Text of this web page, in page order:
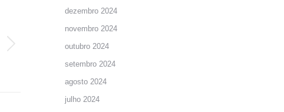
dezembro 2024
novembro 2024
outubro 2024
setembro 2024
agosto 2024
julho 2024